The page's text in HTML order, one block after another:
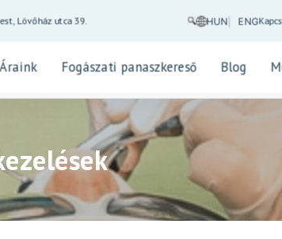
Lövőház utca 39. HUN ENG
Áraink Fogászati panaszkereső Blog